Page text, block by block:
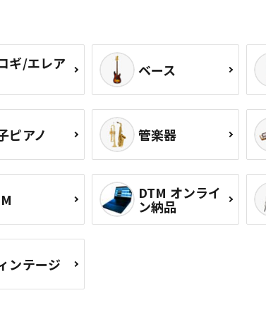
ギ/エレア ベース
ピアノ 管楽器
DTM オンライ
ン納品
ンテージ